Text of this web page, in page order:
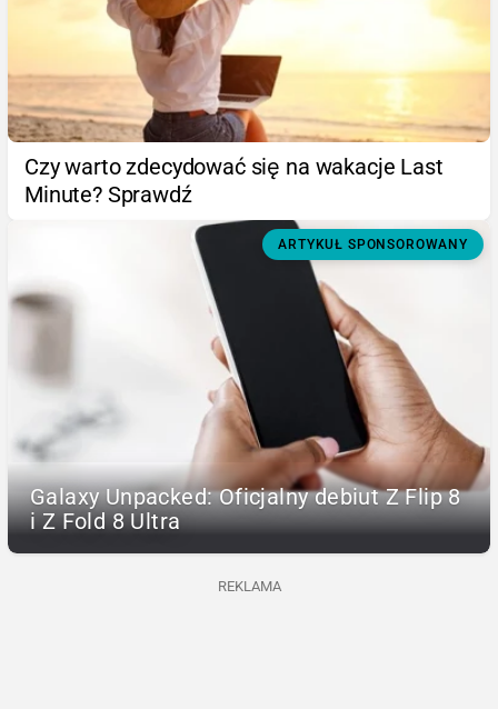
Czy warto zdecydować się na wakacje Last
Minute? Sprawdź
ARTYKUŁ SPONSOROWANY
Galaxy Unpacked: Oficjalny debiut Z Flip 8
i Z Fold 8 Ultra
REKLAMA